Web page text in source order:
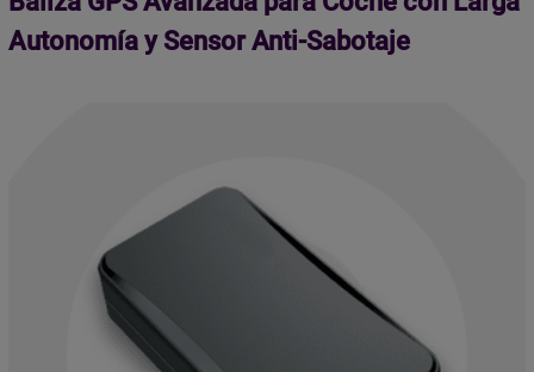
Autonomía y Sensor Anti-Sabotaje